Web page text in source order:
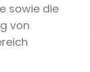
sowie die
von